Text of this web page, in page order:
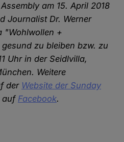
am 15. April 2018
Journalist Dr. Werner
"Wohlwollen +
zu bleiben bzw. zu
Uhr in der Seidlvilla,
Weitere
der Website der Sunday
auf Facebook.